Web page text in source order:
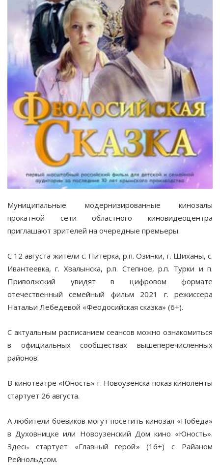
Муниципальные модернизированные кинозалы
прокатной сети областного киновидеоцентра
приглашают зрителей на очередные премьеры.
С 12 августа жители с. Питерка, р.п. Озинки, г. Шиханы, с.
Ивантеевка, г. Хвалынска, р.п. Степное, р.п. Турки и п.
Приволжский увидят в цифровом формате
отечественный семейный фильм 2021 г. режиссера
Натальи Лебедевой «Феодосийская сказка» (6+).
С актуальным расписанием сеансов можно ознакомиться
в официальных сообществах вышеперечисленных
районов.
В кинотеатре «Юность» г. Новоузенска показ киноленты
стартует 26 августа.
А любители боевиков могут посетить кинозал «Победа»
в Духовницке или Новоузенский Дом кино «Юность».
Здесь стартует «Главный герой» (16+) с Райаном
Рейнольдсом.